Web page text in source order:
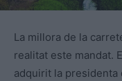
La millora de la
realitat este mandat.
adquirit la presidenta